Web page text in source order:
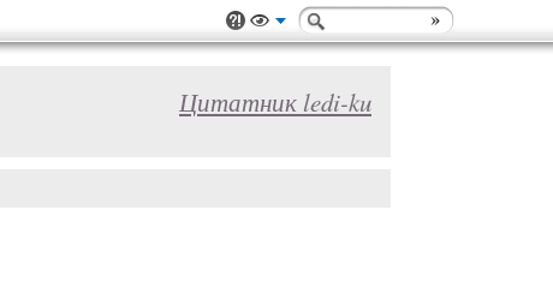
Цитатник ledi-ku